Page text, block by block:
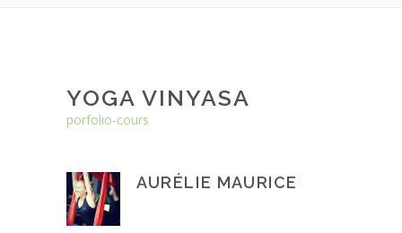
YOGA VINYASA
porfolio-cours
AURÉLIE MAURICE